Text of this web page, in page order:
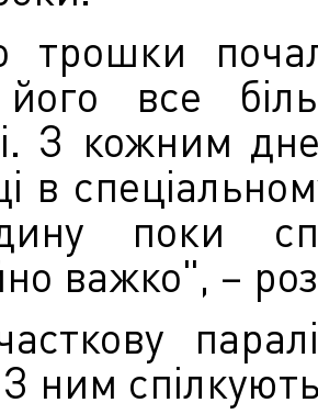
все
З кожним
в
поки
важко", –
З ним